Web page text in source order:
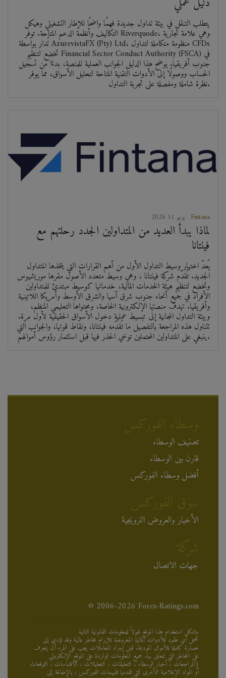
يتطلب التنقل في بيئة تداول جديدة فهمًا واضحًا للإطار التشغيلي وهيكل
التكاليف وأنظمة الدعم المتاحة. توفر Riverquode، وهي علامة تجارية
تُدار بواسطة AzurevistaFX (Pty) Ltd، منظومة متكاملة لتداول CFDs
تخضع لتنظيم Financial Sector Conduct Authority (FSCA) في
جنوب أفريقيا. يوضح هذا الدليل الجوانب العملية للمنصة، بدءًا من تسجيل
الحساب ووصولًا إلى الأدوات التقنية المتاحة لتحليل الأسواق، مما يوفر
نظرة شاملة ومفصلة على تجربة التداول.
2026 يونيو 11 Fintana
لماذا يبدأ العديد من المتداولين الجدد رحلتهم مع
فينتانا
يُعدّ اختيار وسيط التداول الأول من أهم القرارات التي يتخذها المتداول
الجديد. تُقدّم شركة فينتانا ، وهي وسيط متعدد الأصول مقرها موريشيوس
وتخضع لتنظيم هيئة الخدمات المالية، خدماتها كوسيط مبتدئ للمتداولين
الأفراد في جميع أنحاء جنوب شرق آسيا والشرق الأوسط وأمريكا اللاتينية
وأفريقيا. تهدف منصتها الإلكترونية الخاصة، ومحتواها التعليمي المنظم،
وبيئة التداول المجانية إلى تبسيط عملية دخول الأسواق الحقيقية لأول مرة.
تتناول هذه المراجعة بالتفصيل ما تُقدّمه فينتانا، ونقاط قوتها، والجوانب التي
ينبغي على المتداولين المحتملين توخي الحذر فيها قبل استثمار رؤوس أموالهم.
تصنيف الوسطاء
قارن بين الوسطاء
أفضل وسطاء الفوركس
الأخبار والعروض الترويجية
جهات الاتصال
© 2006-2026 Forex-Ratings.com
يشكل استخدام هذا الموقع قبولاً للمعلومات القانونية التالية.
تحمل أي عقود للأدوات المالية المعروضة للإبرام مخاطر عالية وقد تؤدي إلى
خسارة كاملة للأموال المودعة. قبل إجراء المعاملات يجب على المرء أن يتعرف
على المخاطر التي تتعلق بها. جميع المعلومات الواردة على الموقع الإلكتروني
(المراجعات ، أخبار الوسطاء ، التعليقات ، التحليلات ، الاقتباسات ، التوقعات
أو المواد الإعلامية الأخرى التي تقدمها تقييمات الفوركس ، بالإضافة إلى